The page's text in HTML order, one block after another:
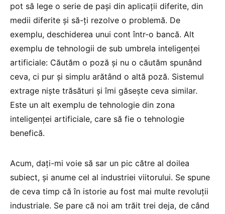
pot să lege o serie de pași din aplicații diferite, din
medii diferite și să-ți rezolve o problemă. De
exemplu, deschiderea unui cont într-o bancă. Alt
exemplu de tehnologii de sub umbrela inteligenței
artificiale: Căutăm o poză și nu o căutăm spunând
ceva, ci pur și simplu arătând o altă poză. Sistemul
extrage niște trăsături și îmi găsește ceva similar.
Este un alt exemplu de tehnologie din zona
inteligenței artificiale, care să fie o tehnologie
benefică.
Acum, dați-mi voie să sar un pic către al doilea
subiect, și anume cel al industriei viitorului. Se spune
de ceva timp că în istorie au fost mai multe revoluții
industriale. Se pare că noi am trăit trei deja, de când